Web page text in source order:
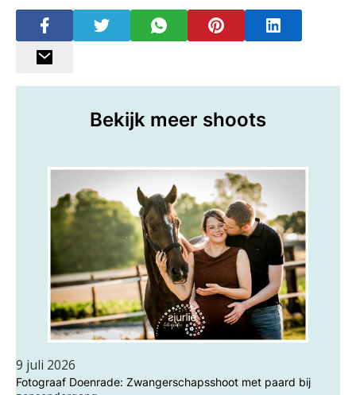
Bekijk meer shoots
9 juli 2026
Fotograaf Doenrade: Zwangerschapsshoot met paard bij